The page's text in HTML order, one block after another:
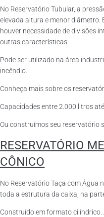
No Reservatório Tubular, a
elevada altura e menor diâmetro.
houver necessidade de divisões
outras características.
Pode ser utilizado na área
incêndio.
Conheça mais sobre os
Capacidades entre 2.000 litros
Ou construímos seu reservatório
RESERVATÓRIO
CÔNICO
No Reservatório Taça com Água
toda a estrutura da caixa, na
Construído em formato